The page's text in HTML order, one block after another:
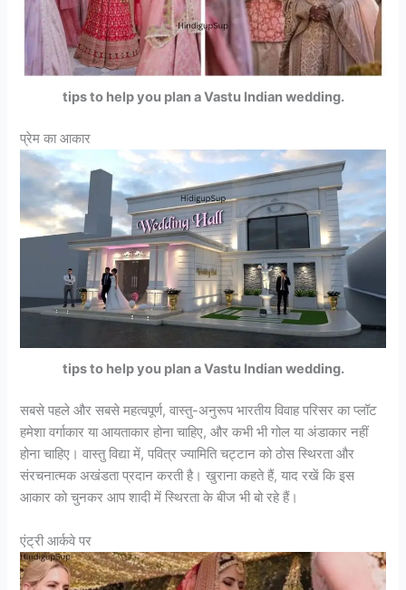
tips to help you plan a Vastu Indian wedding.
प्रेम का आकार
tips to help you plan a Vastu Indian wedding.
सबसे पहले और सबसे महत्वपूर्ण, वास्तु-अनुरूप भारतीय विवाह परिसर का प्लॉट
हमेशा वर्गाकार या आयताकार होना चाहिए, और कभी भी गोल या अंडाकार नहीं
होना चाहिए। वास्तु विद्या में, पवित्र ज्यामिति चट्टान को ठोस स्थिरता और
संरचनात्मक अखंडता प्रदान करती है। खुराना कहते हैं, याद रखें कि इस
आकार को चुनकर आप शादी में स्थिरता के बीज भी बो रहे हैं।
एंट्री आर्कवे पर